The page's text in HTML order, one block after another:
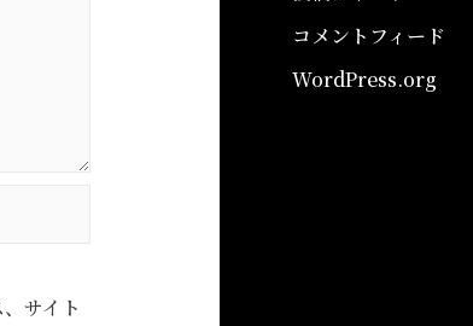
サイト
コメントフィード
WordPress.org